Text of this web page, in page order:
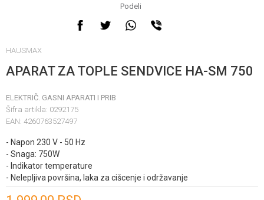
Podeli
HAUSMAX
APARAT ZA TOPLE SENDVICE HA-SM 750
ELEKTRIČ. GASNI APARATI I PRIB
Šifra artikla: 0292175
EAN: 4260763527497
- Napon 230 V - 50 Hz
- Snaga: 750W
- Indikator temperature
- Nelepljiva površina, laka za cišcenje i održavanje